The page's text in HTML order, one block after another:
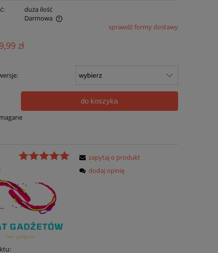
duża ilość
Darmowa
sprawdź formy dostawy
zł
do koszyka
zapytaj o produkt
dodaj opinię